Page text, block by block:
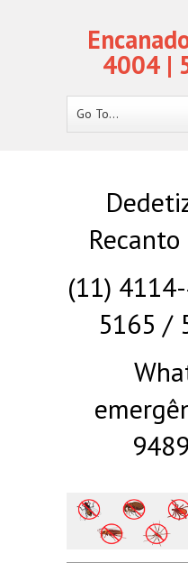
4004 |
Go To...
(11)
5165 /